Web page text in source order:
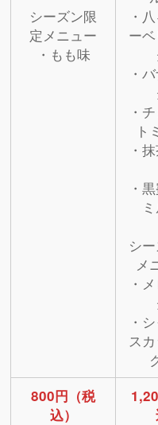
シーズン限
定メニュー
・もも味
・
ー
・
・
ト
・
・
シ
メ
・
・
ス
800円（税
込）